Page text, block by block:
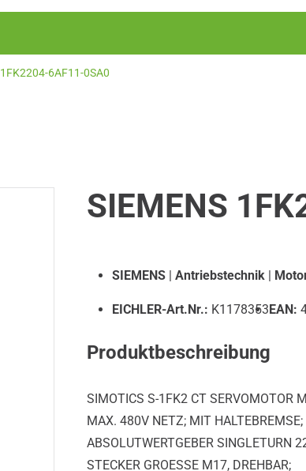
1FK2204-6AF11-0SA0
SIEMENS
SIEMENS | Antriebstechnik |
EICHLER-Art.Nr.: K1178353EAN:
Produktbeschreibung
SIMOTICS S-1FK2 CT SERVOMOTOR
MAX. 480V NETZ; MIT
ABSOLUTWERTGEBER SINGLETURN
STECKER GROESSE M17, DREHBAR;